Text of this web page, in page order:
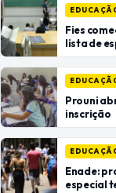
Fies
lista de
Prouni
inscrição
Enade:
especial